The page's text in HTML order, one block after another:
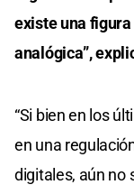
existe una
analógica”,
“Si bien en los
en una
digitales, aún no